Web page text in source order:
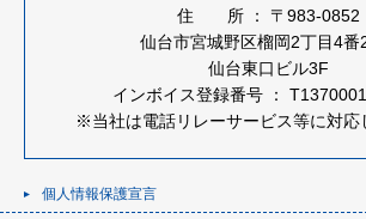
住 所 ： 〒983-0852
仙台市宮城野区榴岡2丁目4番
仙台東口ビル3F
インボイス登録番号 ：
※当社は電話リレーサービス等に対応
個人情報保護宣言